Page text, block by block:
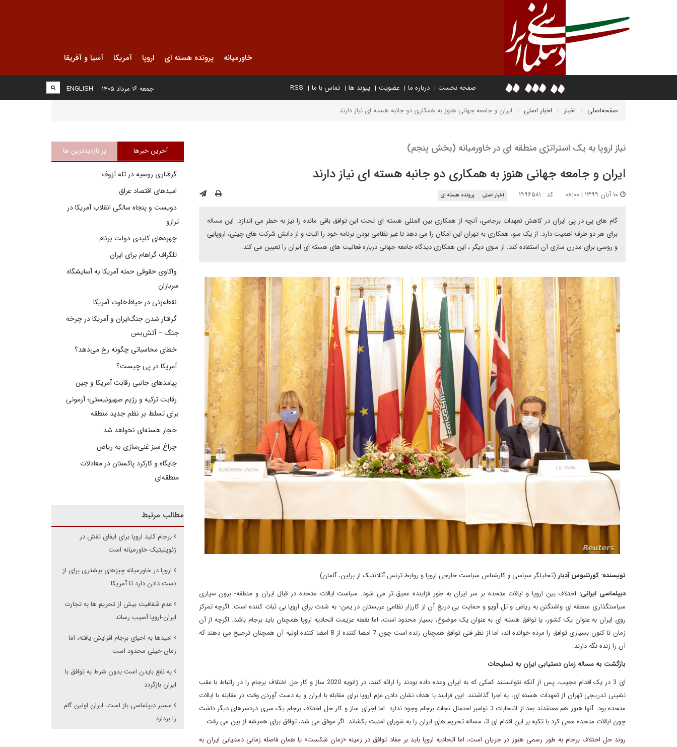
خاورمیانه پرونده هسته ای اروپا آمریکا آسیا و آفریقا
صفحه نخست درباره ما عضویت پیوند ها تماس با ما RSS
ENGLISH جمعه ۱۶ مرداد ۱۴۰۵
صفحه‌اصلی اخبار اخبار اصلی ایران و جامعه جهانی هنوز به همکاری دو جانبه هسته ای نیاز دارند
نیاز اروپا به یک استراتژی منطقه ای در خاورمیانه (بخش پنجم)
ایران و جامعه جهانی هنوز به همکاری دو جانبه هسته ای نیاز دارند
کد : ۱۹۹۶۵۸۱ اخبار اصلی پرونده هسته ای
گام های پی در پی ایران در کاهش تعهدات برجامی، آنچه از همکاری بین المللی هسته ای تحت این توافق باقی مانده را نیز به خطر می اندازد. این مساله
برای هر دو طرف اهمیت دارد. از یک سو، همکاری به تهران این امکان را می دهد تا غیر نظامی بودن برنامه خود را اثبات و از دانش شرکت های چینی، اروپایی
و روسی برای مدرن سازی آن استفاده کند. از سوی دیگر ، این همکاری دیدگاه جامعه جهانی درباره فعالیت های هسته ای ایران را تعیین می کند.
نویسنده: کورنلیوس آدِبار (تحلیلگر سیاسی و کارشناس سیاست خارجی اروپا و روابط ترنس آتلانتیک از برلین، آلمان)
دیپلماسی ایرانی: اختلاف بین اروپا و ایالات متحده بر سر ایران به طور فزاینده عمیق تر می شود. سیاست ایالات متحده در قبال ایران و منطقه- برون سپاری
سیاستگذاری منطقه ای واشنگتن به ریاض و تل آویو و حمایت بی دریغ آن از کارزار نظامی عربستان در یمن- به شدت برای اروپا بی ثبات کننده است. اگرچه تمرکز
روی ایران به عنوان یک کشور، یا توافق هسته ای به عنوان یک موضوع، بسیار محدود است، اما نقطه عزیمت اتحادیه اروپا همچنان باید برجام باشد. اگرچه از آن
زمان تا کنون بسیاری توافق را مرده خوانده اند، اما از نظر فنی توافق همچنان زنده است چون 7 امضا کننده از 8 امضا کننده اولیه آن همچنان ترجیح می دهند که
آن را زنده نگه دارند.
بازگشت به مساله زمان دستیابی ایران به تسلیحات
ای 3 در یک اقدام عجیب، پس از آنکه نتوانستند کمکی که به ایران وعده داده بودند را ارائه کنند، در ژانویه 2020 ساز و کار حل اختلاف برجام را در راتباط با عقب
نشینی تدریجی تهران از تعهدات هسته ای، به اجرا گذاشتند. این فرایند با هدف نشان دادن عزم اروپا برای مقابله با ایران و به دست آوردن وقت در مقابله با ایالات
متحده بود. آنها هنوز هم معتقدند بعد از انتخابات 3 نوامبر احتمال نجات برجام وجود ندارد. اما اجرای ساز و کار حل اختلاف برجام یک سری دردسرهای دیگر داشت
چون ایالات متحده سعی کرد با تکیه بر این اقدام ای 3، مساله تحریم های ایران را به شورای امنیت بکشاند. اگر موفق می شد، توافق برای همیشه از بین می رفت.
روند حل اختلاف برجام به طور رسمی هنوز در جریان است، اما اتحادیه اروپا باید بر مفاد توافق در زمینه «زمان شکست» یا همان فاصله زمانی دستیابی ایران به
آخرین خبرها پر بازدیدترین ها
گرفتاری روسیه در تله آزوف
امیدهای اقتصاد عراق
دویست و پنجاه سالگی انقلاب آمریکا در
ترازو
چهره‌های کلیدی دولت برنام
تلگراف گراهام برای ایران
واکاوی حقوقی حمله آمریکا به آسایشگاه
سربازان
نقطه‌زنی در حیاط‌خلوت آمریکا
گرفتار شدن جنگ‌ایران و آمریکا در چرخه
جنگ – آتش‌بس
خطای محاسباتی چگونه رخ می‌دهد؟
آمریکا در پی چیست؟
پیامدهای جانبی رقابت آمریکا و چین
رقابت ترکیه و رژیم صهیونیستی؛ آزمونی
برای تسلط بر نظم جدید منطقه
حجاز هسته‌ای نخواهد شد
چراغ سبز غنی‌سازی به ریاض
جایگاه و کارکرد پاکستان در معادلات
منطقه‌ای
مطالب مرتبط
برجام کلید اروپا برای ایفای نقش در
ژئوپلیتیک خاورمیانه است
اروپا در خاورمیانه چیزهای بیشتری برای از
دست دادن دارد تا آمریکا
عدم شفافیت بیش از تحریم ها به تجارت
ایران-اروپا آسیب رساند
امیدها به احیای برجام افزایش یافته، اما
زمان خیلی محدود است
به نفع بایدن است بدون شرط به توافق با
ایران بازگردد
مسیر دیپلماسی باز است، ایران اولین گام
را بردارد